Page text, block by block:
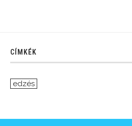
CÍMKÉK
edzés